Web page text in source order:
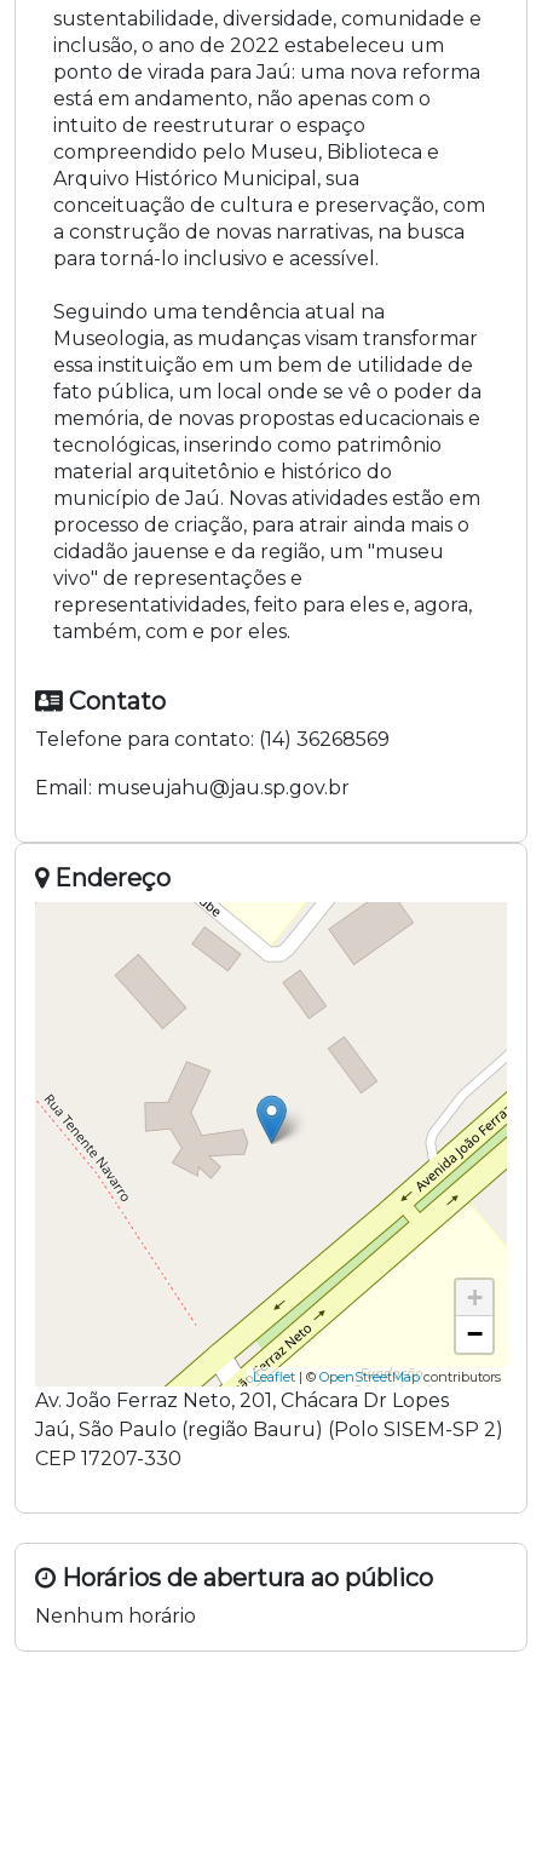
sustentabilidade, diversidade, comunidade e
inclusão, o ano de 2022 estabeleceu um
ponto de virada para Jaú: uma nova reforma
está em andamento, não apenas com o
intuito de reestruturar o espaço
compreendido pelo Museu, Biblioteca e
Arquivo Histórico Municipal, sua
conceituação de cultura e preservação, com
a construção de novas narrativas, na busca
para torná-lo inclusivo e acessível.
Seguindo uma tendência atual na
Museologia, as mudanças visam transformar
essa instituição em um bem de utilidade de
fato pública, um local onde se vê o poder da
memória, de novas propostas educacionais e
tecnológicas, inserindo como patrimônio
material arquitetônio e histórico do
município de Jaú. Novas atividades estão em
processo de criação, para atrair ainda mais o
cidadão jauense e da região, um "museu
vivo" de representações e
representatividades, feito para eles e, agora,
também, com e por eles.
Contato
Telefone para contato: (14) 36268569
Email: museujahu@jau.sp.gov.br
Endereço
+
−
Leaflet | © OpenStreetMapcontributors
Av. João Ferraz Neto, 201, Chácara Dr Lopes
Jaú, São Paulo (região Bauru) (Polo SISEM-SP 2)
CEP 17207-330
Horários de abertura ao público
Nenhum horário